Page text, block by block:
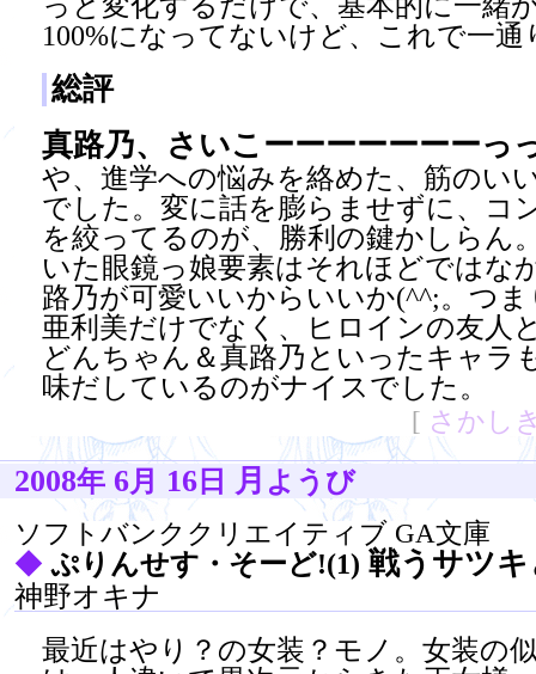
100%になってないけど、これで一
総評
真路乃、さいこーーーーーーーっ
や、進学への悩みを絡めた、筋のい
でした。変に話を膨らませずに、コ
を絞ってるのが、勝利の鍵かしらん
いた眼鏡っ娘要素はそれほどではな
路乃が可愛いいからいいか(^^;。つ
亜利美だけでなく、ヒロインの友人
どんちゃん＆真路乃といったキャラ
味だしているのがナイスでした。
[ さかし
2008年 6月 16 日 月 ようび
ソフトバンククリエイティブ GA文庫
◆ ぷりんせす・そーど!(1) 戦うサツ
神野オキナ
最近はやり？の女装？モノ。女装の